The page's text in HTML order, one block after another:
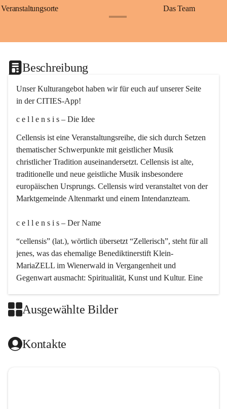
Veranstaltungsorte Das Team
Beschreibung
Unser Kulturangebot haben wir für euch auf unserer Seite
in der CITIES-App!
c e l l e n s i s – Die Idee
Cellensis ist eine Veranstaltungsreihe, die sich durch Setzen
thematischer Schwerpunkte mit geistlicher Musik
christlicher Tradition auseinandersetzt. Cellensis ist alte,
traditionelle und neue geistliche Musik insbesondere
europäischen Ursprungs. Cellensis wird veranstaltet von der
Marktgemeinde Altenmarkt und einem Intendanzteam.
c e l l e n s i s – Der Name
“cellensis” (lat.), wörtlich übersetzt “Zellerisch”, steht für all
jenes, was das ehemalige Benediktinerstift Klein-
MariaZELL im Wienerwald in Vergangenheit und
Gegenwart ausmacht: Spiritualität, Kunst und Kultur. Eine
Kirchenmusik, dem kunstvollen Lob Gottes.
Das kirchenmusikalische Festival Cellensis wird seit dem
Ausgewählte Bilder
Kontakte